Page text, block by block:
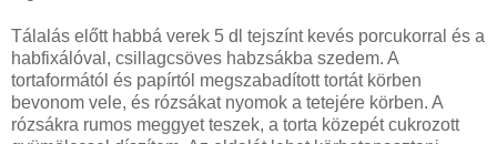
Tálalás előtt habbá verek 5 dl tejszínt kevés porcukorral és a
habfixálóval, csillagcsöves habzsákba szedem. A
tortaformától és papírtól megszabadított tortát körben
bevonom vele, és rózsákat nyomok a tetejére körben. A
rózsákra rumos meggyet teszek, a torta közepét cukrozott